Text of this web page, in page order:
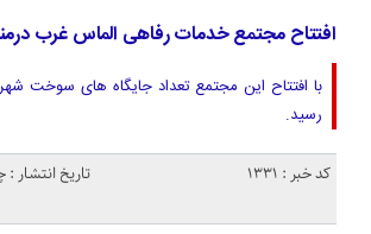
افتتاح مجتمع خدمات رفاهی الماس غرب
رسید.
کد خبر : 1331